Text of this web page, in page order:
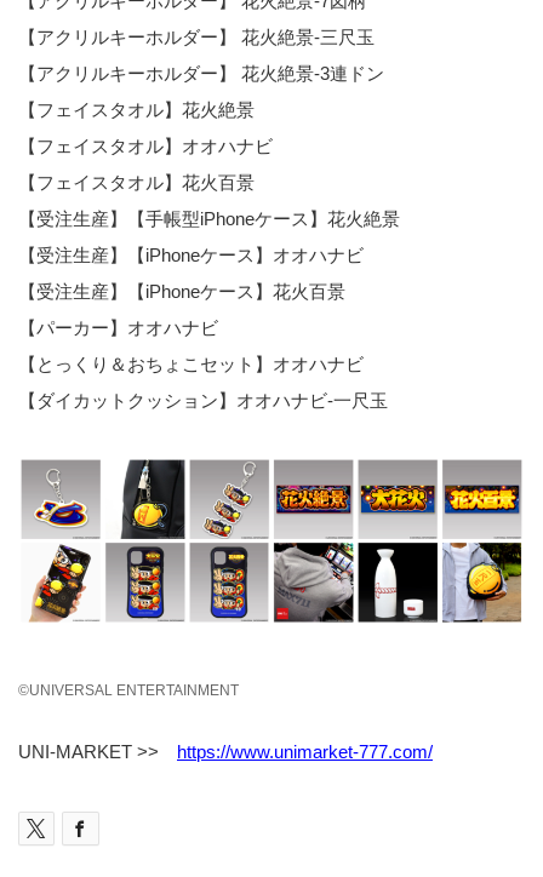
【アクリルキーホルダー】 花火絶景-三尺玉
【アクリルキーホルダー】 花火絶景-3連ドン
【フェイスタオル】花火絶景
【フェイスタオル】オオハナビ
【フェイスタオル】花火百景
【受注生産】【手帳型iPhoneケース】花火絶景
【受注生産】【iPhoneケース】オオハナビ
【受注生産】【iPhoneケース】花火百景
【パーカー】オオハナビ
【とっくり＆おちょこセット】オオハナビ
【ダイカットクッション】オオハナビ-一尺玉
©️UNIVERSAL ENTERTAINMENT
UNI-MARKET >> https://www.unimarket-777.com/